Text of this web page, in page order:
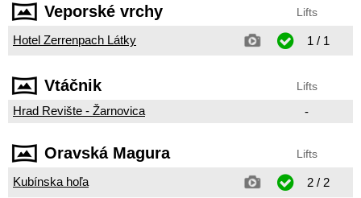
Veporské vrchy Lifts
Hotel Zerrenpach Látky 1 / 1
Vtáčnik Lifts
Hrad Revište - Žarnovica -
Oravská Magura Lifts
Kubínska hoľa
2 / 2